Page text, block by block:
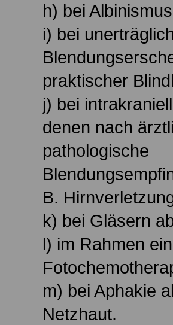
h) bei
i) bei
praktischer
j) bei
denen nach
pathologische
B.
k) bei Gläsern
l) im Rahmen
m) bei Aphakie
Netzhaut.